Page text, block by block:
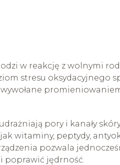
w reakcję z wolnymi
stresu oksydacyjnego
pory i kanały
witaminy, peptydy,
pozwala
poprawić jędrność.